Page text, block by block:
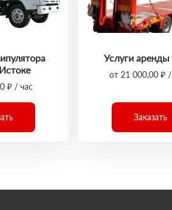
₽ / час
Услуги аренды
от 21 000,00 ₽
Заказать